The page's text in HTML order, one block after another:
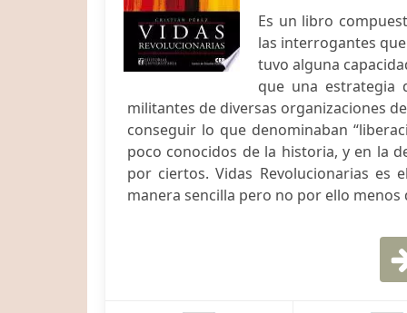
Es un libro
las interrogantes
tuvo alguna
que una estrategia
militantes de diversas organizaciones
conseguir lo que denominaban
poco conocidos de la historia, y en la
por ciertos. Vidas Revolucionarias
manera sencilla pero no por ello